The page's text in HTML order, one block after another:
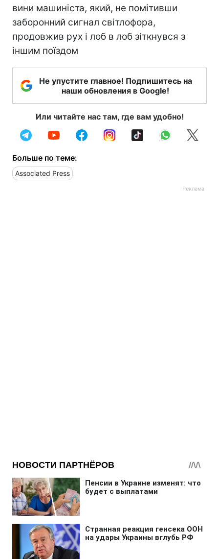
вини машиніста, який, не помітивши
заборонний сигнал світлофора,
продовжив рух і лоб в лоб зіткнувся з
іншим поїздом
Не упустите главное! Подпишитесь на
наши обновления в Google!
Или читайте нас там, где вам удобно!
Больше по теме:
Associated Press